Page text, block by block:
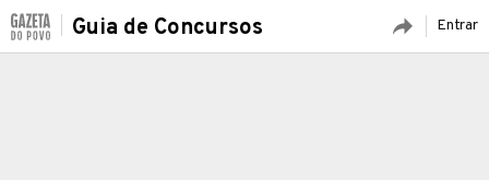
Entrar
Guia de Concursos